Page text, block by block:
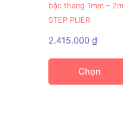
bậc thang 1mm –
STEP PLIER
2.415.000₫
Chọn
này
có
nhiều